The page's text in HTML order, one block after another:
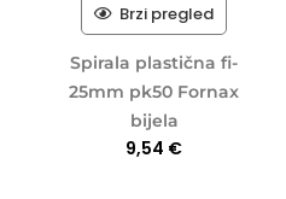
Brzi pregled
Spirala plastična fi-
25mm pk50 Fornax
bijela
9,54 €